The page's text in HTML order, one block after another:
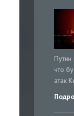
что
атак